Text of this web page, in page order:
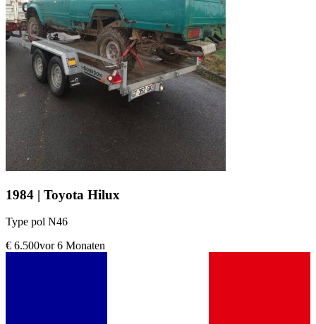
1984 | Toyota Hilux
Type pol N46
€ 6.500vor 6 Monaten